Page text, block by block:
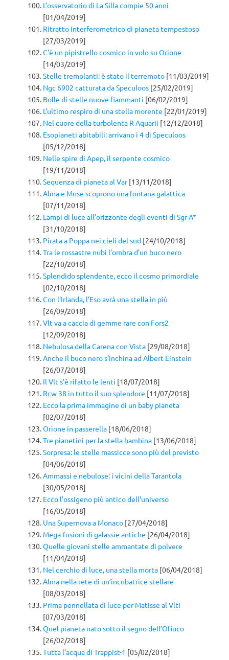
L’osservatorio di La Silla compie 50 anni
[01/04/2019]
Ritratto interferometrico di pianeta tempestoso
[27/03/2019]
C’è un pipistrello cosmico in volo su Orione
[14/03/2019]
Stelle tremolanti: è stato il terremoto [11/03/2019]
Ngc 6902 catturata da Speculoos [25/02/2019]
Bolle di stelle nuove fiammanti [06/02/2019]
L’ultimo respiro di una stella morente [22/01/2019]
Nel cuore della turbolenta R Aquarii [12/12/2018]
Esopianeti abitabili: arrivano i 4 di Speculoos
[05/12/2018]
Nelle spire di Apep, il serpente cosmico
[19/11/2018]
Sequenza di pianeta al Var[13/11/2018]
Alma e Muse scoprono una fontana galattica
[07/11/2018]
Lampi di luce all’orizzonte degli eventi di Sgr A*
[31/10/2018]
Pirata a Poppa nei cieli del sud [24/10/2018]
Tra le rossastre nubi l’ombra d’un buco nero
[22/10/2018]
Splendido splendente, ecco il cosmo primordiale
[02/10/2018]
Con l’Irlanda, l’Eso avrà una stella in più
[26/09/2018]
Vlt va a caccia di gemme rare con Fors2
[12/09/2018]
Nebulosa della Carena con Vista [29/08/2018]
Anche il buco nero s’inchina ad Albert Einstein
[26/07/2018]
Il Vlt s’è rifatto le lenti [18/07/2018]
Rcw 38 in tutto il suo splendore [11/07/2018]
Ecco la prima immagine di un baby pianeta
[02/07/2018]
Orione in passerella [18/06/2018]
Tre pianetini per la stella bambina [13/06/2018]
Sorpresa: le stelle massicce sono più del previsto
[04/06/2018]
Ammassi e nebulose: i vicini della Tarantola
[30/05/2018]
Ecco l’ossigeno più antico dell’universo
[16/05/2018]
Una Supernova a Monaco [27/04/2018]
Mega-fusioni di galassie antiche [26/04/2018]
Quelle giovani stelle ammantate di polvere
[11/04/2018]
Nel cerchio di luce, una stella morta [06/04/2018]
Alma nella rete di un’incubatrice stellare
[08/03/2018]
Prima pennellata di luce per Matisse al Vlti
[07/03/2018]
Quel pianeta nato sotto il segno dell’Ofiuco
[26/02/2018]
Tutta l’acqua di Trappist-1 [05/02/2018]